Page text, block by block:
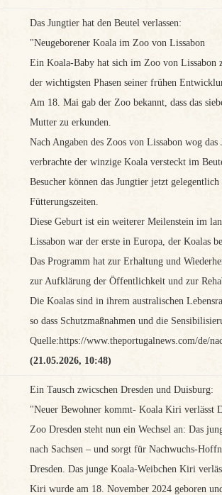
Das Jungtier hat den Beutel verlassen:
"Neugeborener Koala im Zoo von Lissabon
Ein Koala-Baby hat sich im Zoo von Lissabon
der wichtigsten Phasen seiner frühen
Am 18. Mai gab der Zoo bekannt, dass das
Mutter zu erkunden.
Nach Angaben des Zoos von Lissabon wog
verbrachte der winzige Koala versteckt im
Besucher können das Jungtier jetzt
Fütterungszeiten.
Diese Geburt ist ein weiterer Meilenstein im
Lissabon war der erste in Europa, der Koalas
Das Programm hat zur Erhaltung und
zur Aufklärung der Öffentlichkeit und zur
Die Koalas sind in ihrem australischen
so dass Schutzmaßnahmen und die
Quelle:https://www.theportugalnews.com/de/
(21.05.2026, 10:48)
Ein Tausch zwicschen Dresden und Duisburg:
"Neuer Bewohner kommt- Koala Kiri verlässt
Zoo Dresden steht nun ein Wechsel an: Das
nach Sachsen – und sorgt für Nachwuchs-
Dresden. Das junge Koala-Weibchen Kiri
Kiri wurde am 18. November 2024 geboren